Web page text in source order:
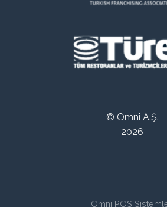
© Omni A.Ş.
2026
Omni POS